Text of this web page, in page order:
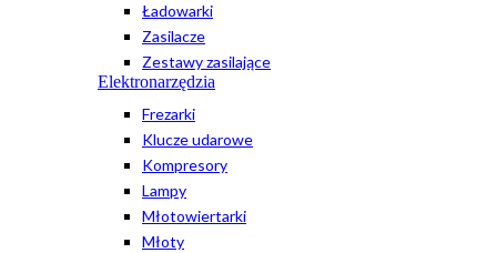
Ładowarki
Zasilacze
Zestawy zasilające
Elektronarzędzia
Frezarki
Klucze udarowe
Kompresory
Lampy
Młotowiertarki
Młoty